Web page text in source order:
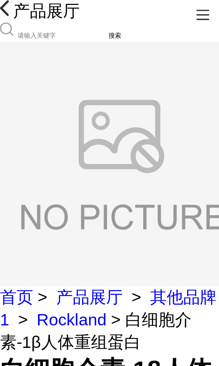
产品展厅
搜索
首页 > 产品展厅 > 其他品牌
1 > Rockland > 白细胞介
素-1β人体重组蛋白